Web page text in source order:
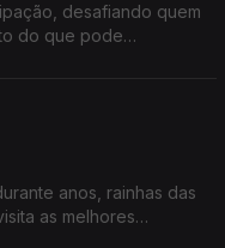
desafiando quem
do que pode
anos, rainhas das
as melhores